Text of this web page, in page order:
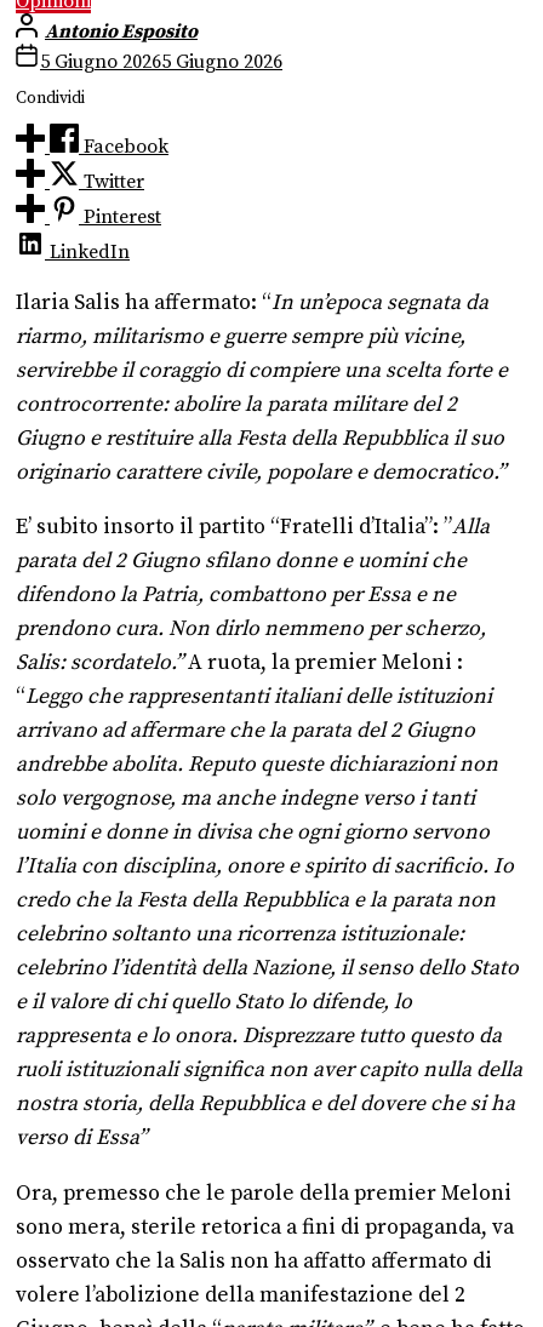
Antonio Esposito
5 Giugno 20265 Giugno 2026
Condividi
Facebook
Twitter
Pinterest
LinkedIn
Ilaria Salis ha affermato: “In un’epoca segnata da
riarmo, militarismo e guerre sempre più vicine,
servirebbe il coraggio di compiere una scelta forte e
controcorrente: abolire la parata militare del 2
Giugno e restituire alla Festa della Repubblica il suo
originario carattere civile, popolare e democratico.”
E’ subito insorto il partito “Fratelli d’Italia”: ”Alla
parata del 2 Giugno sfilano donne e uomini che
difendono la Patria, combattono per Essa e ne
prendono cura. Non dirlo nemmeno per scherzo,
Salis: scordatelo.”A ruota, la premier Meloni :
“Leggo che rappresentanti italiani delle istituzioni
arrivano ad affermare che la parata del 2 Giugno
andrebbe abolita. Reputo queste dichiarazioni non
solo vergognose, ma anche indegne verso i tanti
uomini e donne in divisa che ogni giorno servono
l’Italia con disciplina, onore e spirito di sacrificio. Io
credo che la Festa della Repubblica e la parata non
celebrino soltanto una ricorrenza istituzionale:
celebrino l’identità della Nazione, il senso dello Stato
e il valore di chi quello Stato lo difende, lo
rappresenta e lo onora. Disprezzare tutto questo da
ruoli istituzionali significa non aver capito nulla della
nostra storia, della Repubblica e del dovere che si ha
verso di Essa”
Ora, premesso che le parole della premier Meloni
sono mera, sterile retorica a fini di propaganda, va
osservato che la Salis non ha affatto affermato di
volere l’abolizione della manifestazione del 2